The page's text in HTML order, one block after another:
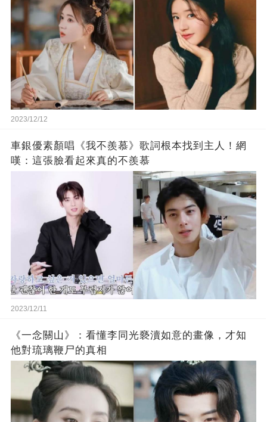
2023/12/12
車銀優素顏唱《我不羨慕》歌詞根本找到主人！網
嘆：這張臉看起來真的不羨慕
2023/12/11
《一念關山》：看懂李同光褻瀆如意的畫像，才知
他對琉璃鞭尸的真相